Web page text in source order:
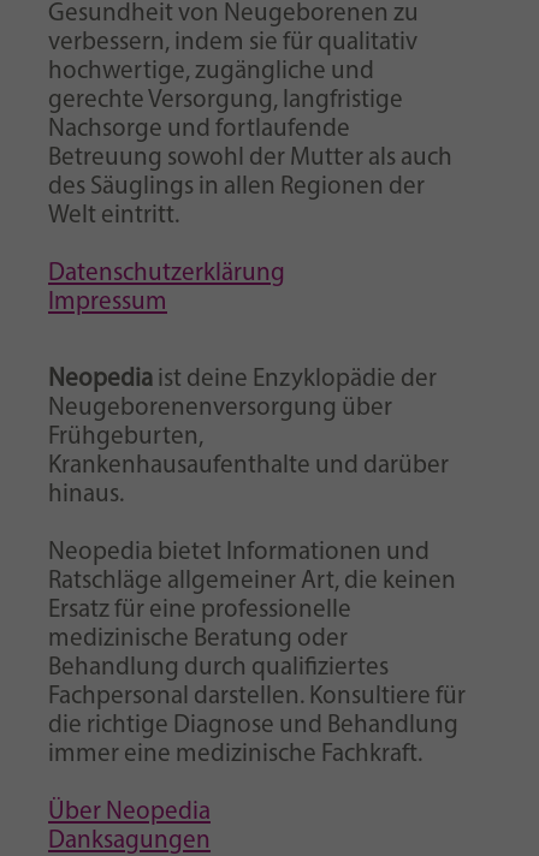
Gesundheit von Neugeborenen zu
verbessern, indem sie für qualitativ
hochwertige, zugängliche und
gerechte Versorgung, langfristige
Nachsorge und fortlaufende
Betreuung sowohl der Mutter als auch
des Säuglings in allen Regionen der
Welt eintritt.
Datenschutzerklärung
Impressum
Neopedia ist deine Enzyklopädie der
Neugeborenenversorgung über
Frühgeburten,
Krankenhausaufenthalte und darüber
hinaus.
Neopedia bietet Informationen und
Ratschläge allgemeiner Art, die keinen
Ersatz für eine professionelle
medizinische Beratung oder
Behandlung durch qualifiziertes
Fachpersonal darstellen. Konsultiere für
die richtige Diagnose und Behandlung
immer eine medizinische Fachkraft.
Über Neopedia
Danksagungen